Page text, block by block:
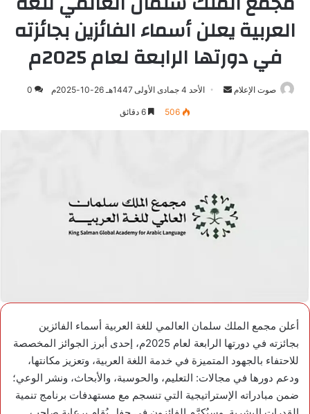
العربية يعلن أسماء الفائزين بجائزته
في دورتها الرابعة لعام 2025م
صوت الإعلام
أرسلالأحد 4 جمادى الأولى 1447هـ 26-10-2025م 0
506
أعلن مجمع الملك سلمان العالمي للغة العربية أسماء الفائزين
بجائزته في دورتها الرابعة لعام 2025م، إحدى أبرز الجوائز المخصصة
للاحتفاء بالجهود المتميزة في خدمة اللغة العربية، وتعزيز مكانتها،
ودعم دورها في مجالات: التعليم، والحوسبة، والأبحاث، ونشر الوعي؛
ضمن مبادراته الإستراتيجية التي تنسجم مع مستهدفات برنامج تنمية